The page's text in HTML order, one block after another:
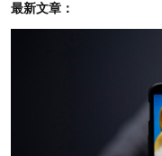
A. 会，如果其他
最新文章：